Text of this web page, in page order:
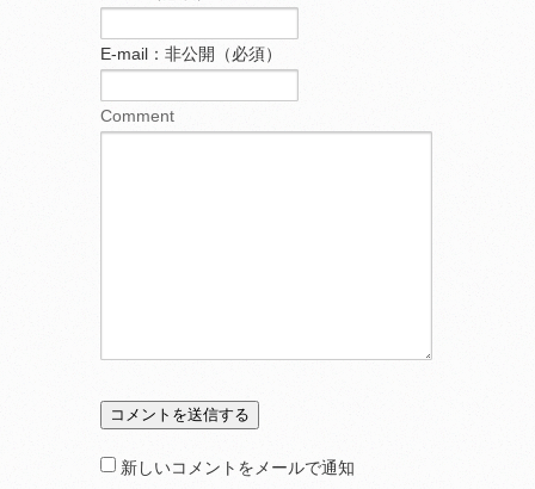
E-mail：非公開（必須）
Comment
新しいコメントをメールで通知